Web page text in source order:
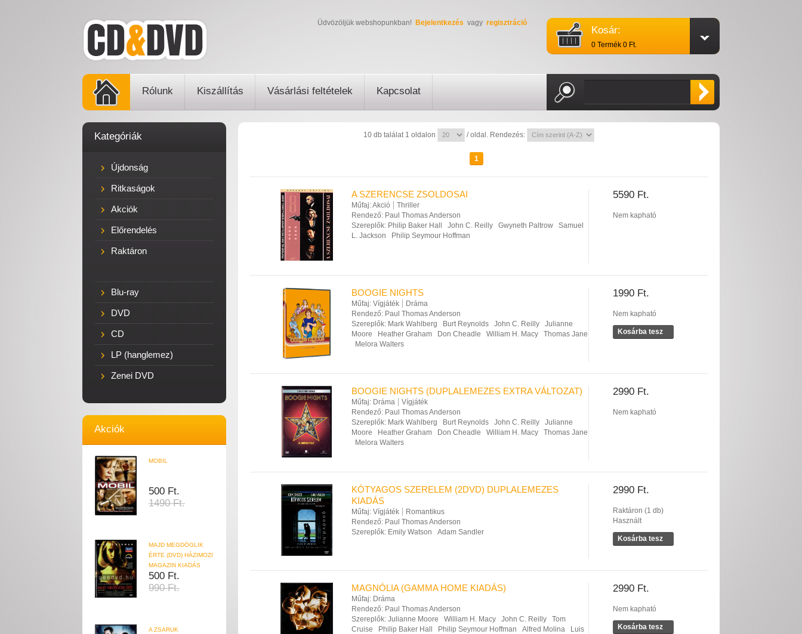
Kosár:
0 Termék 0 Ft.
Üdvözöljük webshopunkban! Bejelentkezés vagy regisztráció
Rólunk Kiszállítás Vásárlási feltételek Kapcsolat
Kategóriák
Újdonság
Ritkaságok
Akciók
Előrendelés
Raktáron
Blu-ray
DVD
CD
LP (hanglemez)
Zenei DVD
Akciók
MOBIL
500 Ft.
1490 Ft.
MAJD MEGDÖGLIK
ÉRTE (DVD) HÁZIMOZI
MAGAZIN KIADÁS
500 Ft.
990 Ft.
A ZSARUK
10 db találat 1 oldalon / oldal. Rendezés:
1
5590 Ft.
Nem kapható
A SZERENCSE ZSOLDOSAI
Műfaj:Akció
Thriller
Rendező: Paul Thomas Anderson
Szereplők: Philip Baker Hall John C. Reilly Gwyneth Paltrow
Samuel
L. Jackson
Philip Seymour Hoffman
1990 Ft.
Nem kapható
Kosárba tesz
BOOGIE NIGHTS
Műfaj: Vígjáték
Dráma
Rendező: Paul Thomas Anderson
Szereplők: Mark Wahlberg Burt Reynolds John C. Reilly
Julianne
Moore
Heather Graham Don Cheadle William H. Macy
Thomas Jane
Melora Walters
2990 Ft.
Nem kapható
BOOGIE NIGHTS (DUPLALEMEZES EXTRA VÁLTOZAT)
Műfaj: Dráma
Vígjáték
Rendező: Paul Thomas Anderson
Szereplők: Mark Wahlberg Burt Reynolds John C. Reilly
Julianne
Moore
Heather Graham Don Cheadle William H. Macy
Thomas Jane
Melora Walters
2990 Ft.
Raktáron (1 db)
Használt
Kosárba tesz
KÓTYAGOS SZERELEM (2DVD) DUPLALEMEZES
KIADÁS
Műfaj: Vígjáték
Romantikus
Rendező: Paul Thomas Anderson
Szereplők: Emily Watson Adam Sandler
2990 Ft.
Nem kapható
Kosárba tesz
MAGNÓLIA (GAMMA HOME KIADÁS)
Műfaj: Dráma
Rendező: Paul Thomas Anderson
Szereplők: Julianne Moore William H. Macy John C. Reilly
Tom
Cruise
Philip Baker Hall Philip Seymour Hoffman Alfred Molina
Luis